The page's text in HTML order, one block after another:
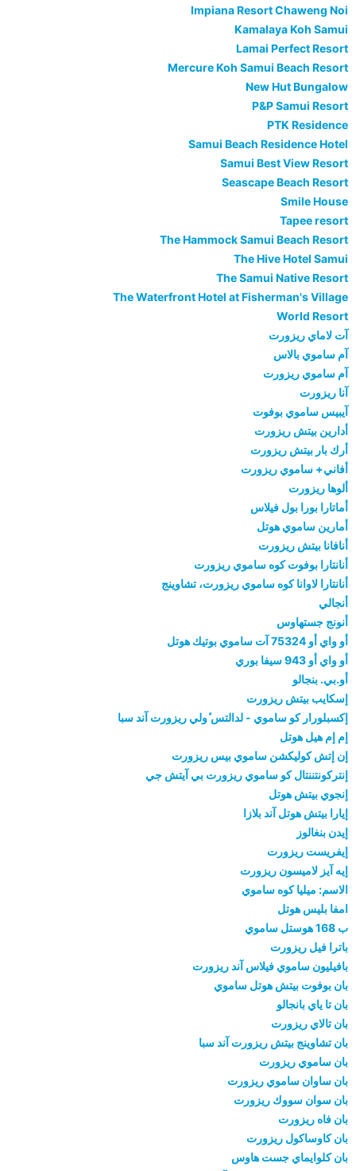
Impiana Resort Chaweng Noi
Kamalaya Koh Samui
Lamai Perfect Resort
Mercure Koh Samui Beach Resort
New Hut Bungalow
P&P Samui Resort
PTK Residence
Samui Beach Residence Hotel
Samui Best View Resort
Seascape Beach Resort
Smile House
Tapee resort
The Hammock Samui Beach Resort
The Hive Hotel Samui
The Samui Native Resort
The Waterfront Hotel at Fisherman's Village
World Resort
آت لاماي ريزورت
آم ساموي بالاس
آم ساموي ريزورت
آنا ريزورت
آيبيس ساموي بوفوت
أدارين بيتش ريزورت
أرك بار بيتش ريزورت
أفاني+ ساموي ريزورت
ألوها ريزورت
أماتارا بورا بول فيلاس
أمارين ساموي هوتل
أنافانا بيتش ريزورت
أنانتارا بوفوت كوه ساموي ريزورت
أنانتارا لاوانا كوه ساموي ريزورت، تشاوينج
أنجالي
أنونج جستهاوس
أو واي أو 75324 آت ساموي بوتيك هوتل
أو واي أو 943 سيفا بوري
أو.بي. بنجالو
إسكايب بيتش ريزورت
إكسبلورار كو ساموي - لدالتس ٔولي ريزورت آند سبا
إم إم هيل هوتل
إن إتش كوليكشن ساموي بيس ريزورت
إنتركونتننتال كو ساموي ريزورت بي آيتش جي
إنجوي بيتش هوتل
إيارا بيتش هوتل آند بلازا
إيدن بنغالوز
إيفريست ريزورت
إيه آيز لاميسون ريزورت
الاسم: ميليا كوه ساموي
امفا بليس هوتل
ب 168 هوستل ساموي
باترا فيل ريزورت
بافيليون ساموي فيلاس آند ريزورت
بان بوفوت بيتش هوتل ساموي
بان تا ياي بانجالو
بان تالاي ريزورت
بان تشاوينج بيتش ريزورت آند سبا
بان ساموي ريزورت
بان ساوان ساموي ريزورت
بان سوان سووك ريزورت
بان فاه ريزورت
بان كاوساكول ريزورت
بان كلوايماي جست هاوس